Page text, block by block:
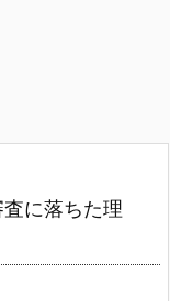
に落ちた理